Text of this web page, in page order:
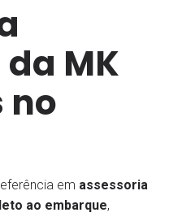
MK
no
em assessoria
ao embarque,